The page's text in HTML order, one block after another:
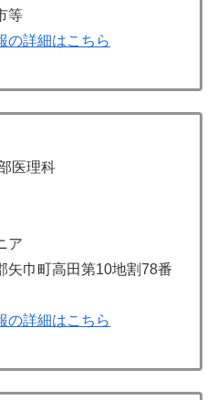
等
の詳細はこちら
医理科
ア
矢巾町高田第10地割78番
の詳細はこちら